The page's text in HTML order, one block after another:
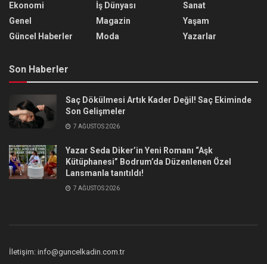
Ekonomi
Genel
Güncel Haberler
İş Dünyası
Magazin
Moda
Sanat
Yaşam
Yazarlar
Son Haberler
Saç Dökülmesi Artık Kader Değil! Saç Ekiminde
Son Gelişmeler
7 AĞUSTOS 2026
Yazar Seda Diker’in Yeni Romanı “Aşk
Kütüphanesi” Bodrum’da Düzenlenen Özel
Lansmanla tanıtıldı!
7 AĞUSTOS 2026
İletişim: info@guncelkadin.com.tr